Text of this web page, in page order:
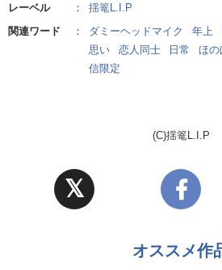
▼▼▼トラック1:映画研究会、後ろの席
おそるおそる足を踏み入れたサークル「
映画好き。
進んで目立つことをするタイプではない
晄曰く、「意外と巻き込まれがち」。
にこにこマイペースで人懐っこく、晄とは
晄と仲良くなったのは進んでぐいぐい話
レーベル
：
揺篭L.I.P
関連ワード
： ダミーヘッドマイク 年上
思い
恋人同士 日常 ほの
信限定
(C)揺篭L.I.P
オススメ作